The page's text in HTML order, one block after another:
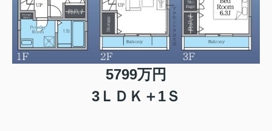
5799万円
3ＬＤＫ＋1Ｓ